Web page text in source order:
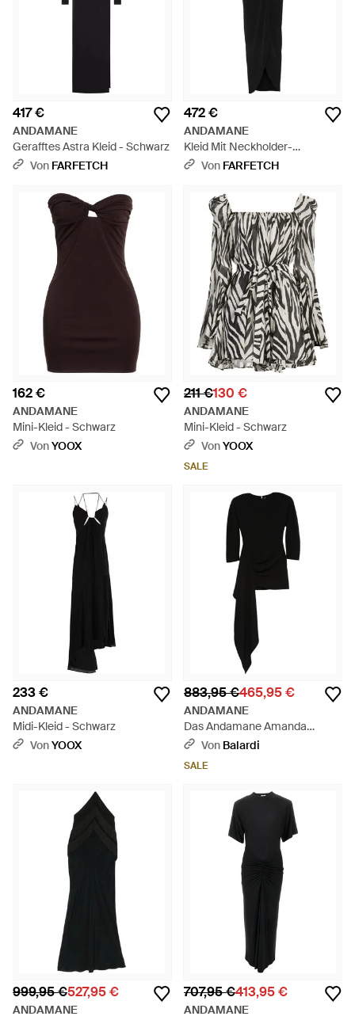
417 €
ANDAMANE
Gerafftes Astra Kleid - Schwarz
Von FARFETCH
472 €
ANDAMANE
Kleid Mit Neckholder-
Ausschnitt - Schwarz
Von FARFETCH
162 €
ANDAMANE
Mini-Kleid - Schwarz
VonYOOX
211 €130 €
ANDAMANE
Mini-Kleid - Schwarz
VonYOOX
SALE
233 €
ANDAMANE
Midi-Kleid - Schwarz
VonYOOX
883,95 €465,95 €
ANDAMANE
Das Andamane Amanda
gerafftes Minikleid - Schwarz
Von Balardi
SALE
999,95 €527,95 €
ANDAMANE
707,95 €413,95 €
ANDAMANE